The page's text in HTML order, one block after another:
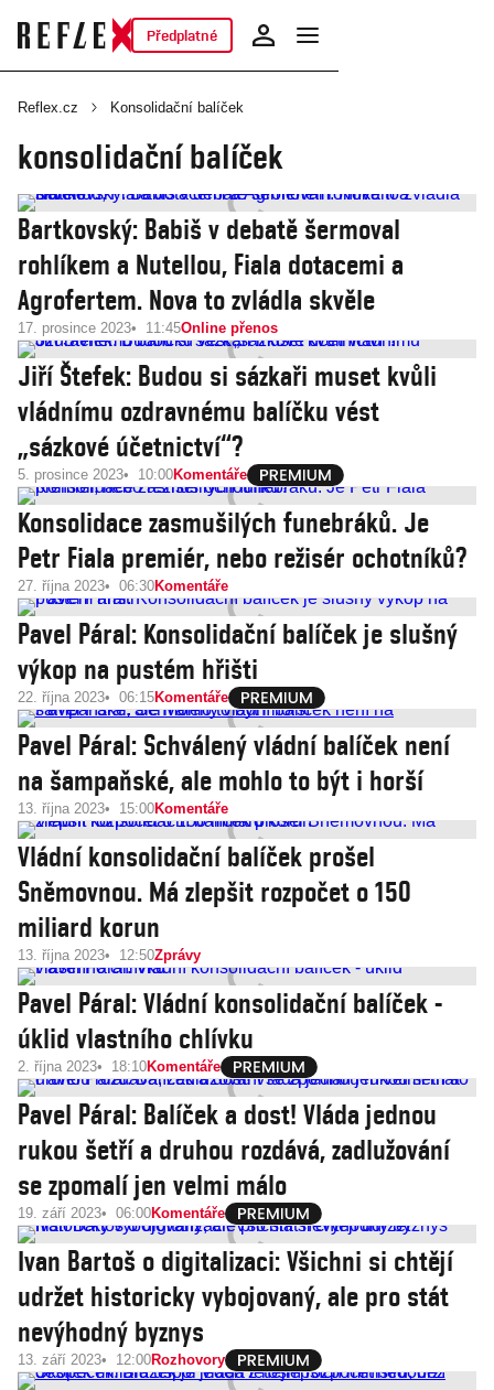
Předplatné
Reflex.cz Konsolidační balíček
konsolidační balíček
Bartkovský: Babiš v debatě šermoval
rohlíkem a Nutellou, Fiala dotacemi a
Agrofertem. Nova to zvládla skvěle
17. prosince 2023 11:45Online přenos
Jiří Štefek: Budou si sázkaři muset kvůli
vládnímu ozdravnému balíčku vést
„sázkové účetnictví“?
5. prosince 2023 10:00Komentáře
Konsolidace zasmušilých funebráků. Je
Petr Fiala premiér, nebo režisér ochotníků?
27. října 2023 06:30Komentáře
Pavel Páral: Konsolidační balíček je slušný
výkop na pustém hřišti
22. října 2023 06:15Komentáře
Pavel Páral: Schválený vládní balíček není
na šampaňské, ale mohlo to být i horší
13. října 2023 15:00Komentáře
Vládní konsolidační balíček prošel
Sněmovnou. Má zlepšit rozpočet o 150
miliard korun
13. října 2023 12:50Zprávy
Pavel Páral: Vládní konsolidační balíček -
úklid vlastního chlívku
2. října 2023 18:10Komentáře
Pavel Páral: Balíček a dost! Vláda jednou
rukou šetří a druhou rozdává, zadlužování
se zpomalí jen velmi málo
19. září 2023 06:00Komentáře
Ivan Bartoš o digitalizaci: Všichni si chtějí
udržet historicky vybojovaný, ale pro stát
nevýhodný byznys
13. září 2023 12:00Rozhovory